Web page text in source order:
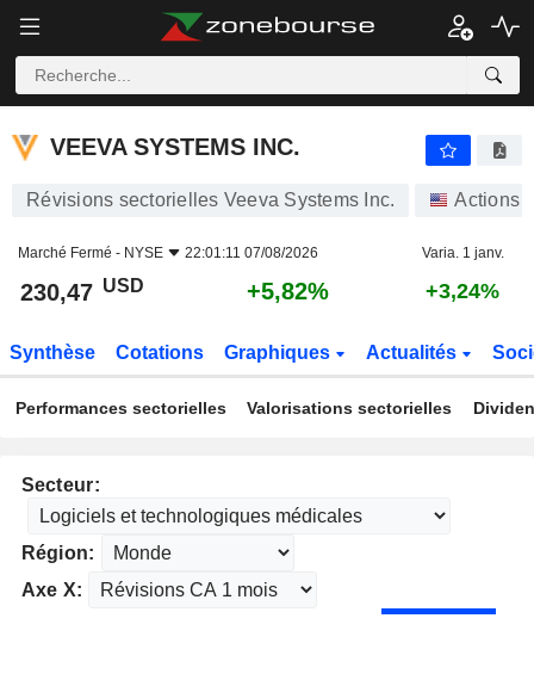
VEEVA SYSTEMS INC.
VEEVA SYSTEMS INC.
Révisions sectorielles Veeva Systems Inc. Actions
Marché Fermé - NYSE 22:01:11 07/08/2026 Varia. 1 janv.
230,47 USD +5,82% +3,24%
Synthèse Cotations Graphiques Actualités
Performances sectorielles Valorisations sectorielles
Secteur:
Région:
Axe X: